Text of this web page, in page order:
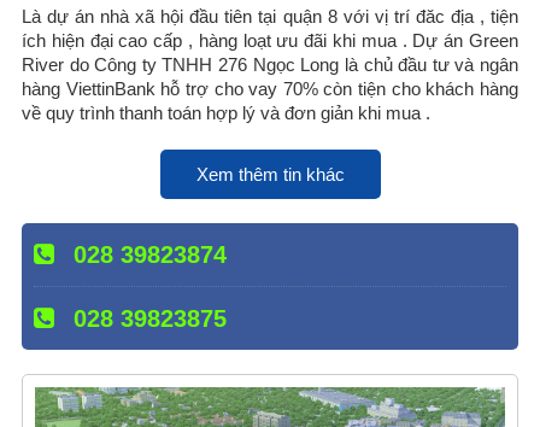
028 39823874
028 39823875
Là dự án nhà xã hội đầu tiên tại quận 8 với vị trí đăc địa , tiện
ích hiện đại cao cấp , hàng loạt ưu đãi khi mua . Dự án Green
River do Công ty TNHH 276 Ngọc Long là chủ đầu tư và ngân
hàng ViettinBank hỗ trợ cho vay 70% còn tiện cho khách hàng
về quy trình thanh toán hợp lý và đơn giản khi mua .
Xem thêm tin khác